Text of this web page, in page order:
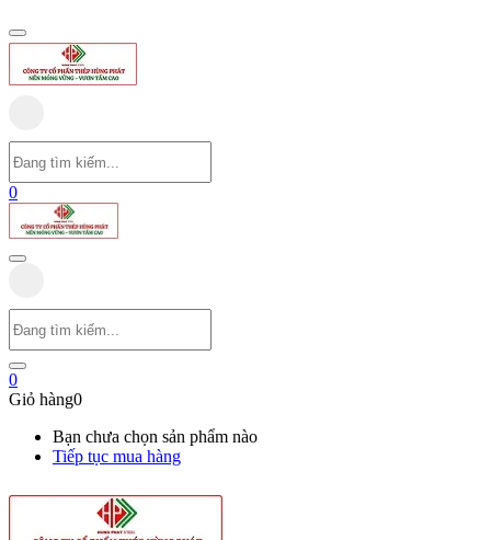
0
0
Giỏ hàng0
Bạn chưa chọn sản phẩm nào
Tiếp tục mua hàng